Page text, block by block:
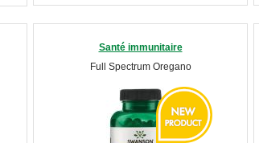
Santé immunitaire
Full Spectrum Oregano